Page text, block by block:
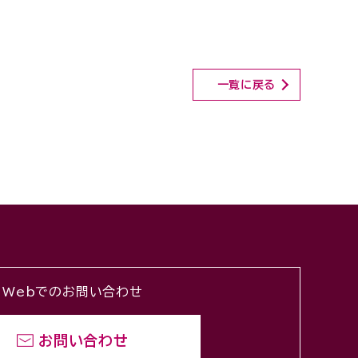
一覧に戻る
Webでのお問い合わせ
お問い合わせ